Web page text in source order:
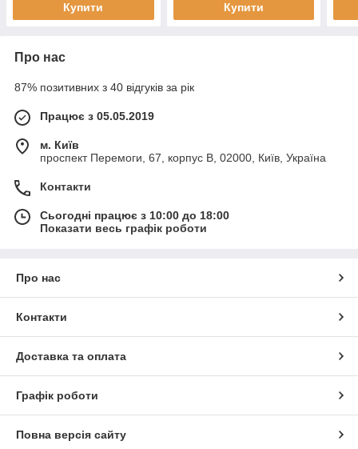
Купити Купити
Про нас
87% позитивних з 40 відгуків за рік
Працює з 05.05.2019
м. Київ
проспект Перемоги, 67, корпус В, 02000, Київ, Україна
Контакти
Сьогодні працює з 10:00 до 18:00
Показати весь графік роботи
Про нас
Контакти
Доставка та оплата
Графік роботи
Повна версія сайту